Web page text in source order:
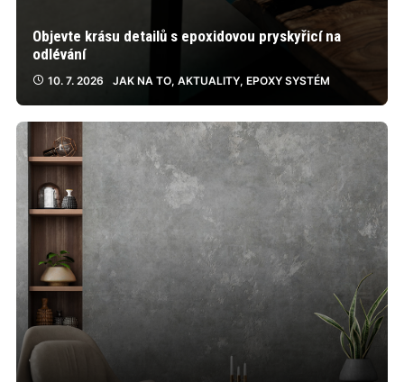
Objevte krásu detailů s epoxidovou pryskyřicí na
odlévání
10. 7. 2026 JAK NA TO, AKTUALITY, EPOXY SYSTÉM